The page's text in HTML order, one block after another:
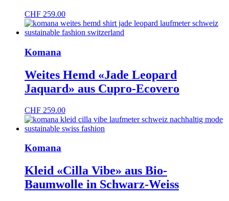
CHF 259.00
Komana
Weites Hemd «Jade Leopard
Jaquard» aus Cupro-Ecovero
CHF 259.00
Komana
Kleid «Cilla Vibe» aus Bio-
Baumwolle in Schwarz-Weiss